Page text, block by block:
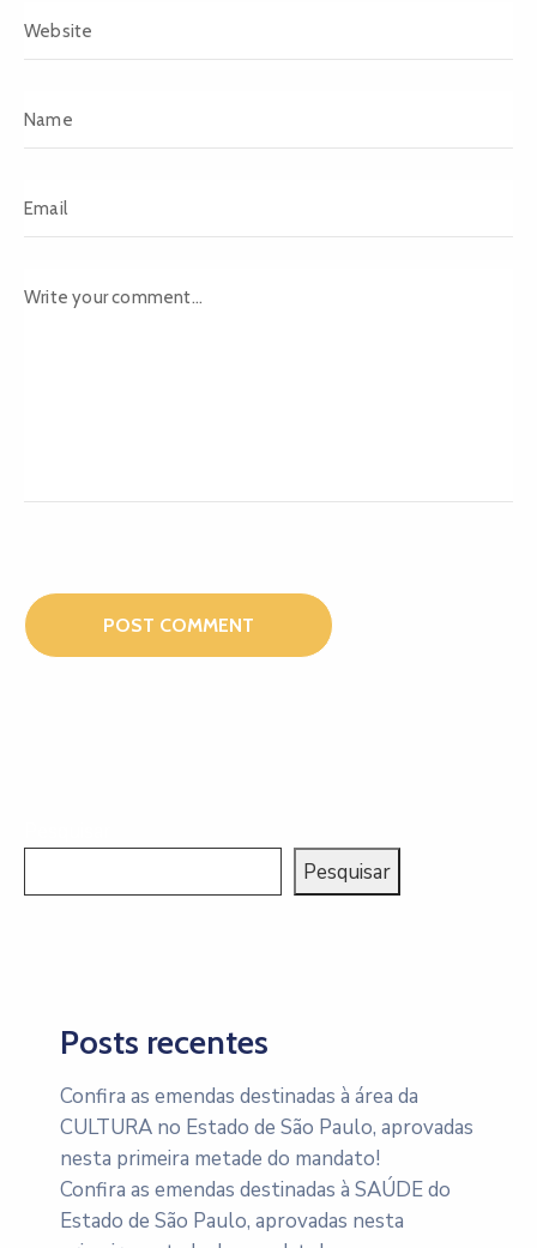
Pesquisar
Posts recentes
Confira as emendas destinadas à área da
CULTURA no Estado de São Paulo, aprovadas
nesta primeira metade do mandato!
Confira as emendas destinadas à SAÚDE do
Estado de São Paulo, aprovadas nesta